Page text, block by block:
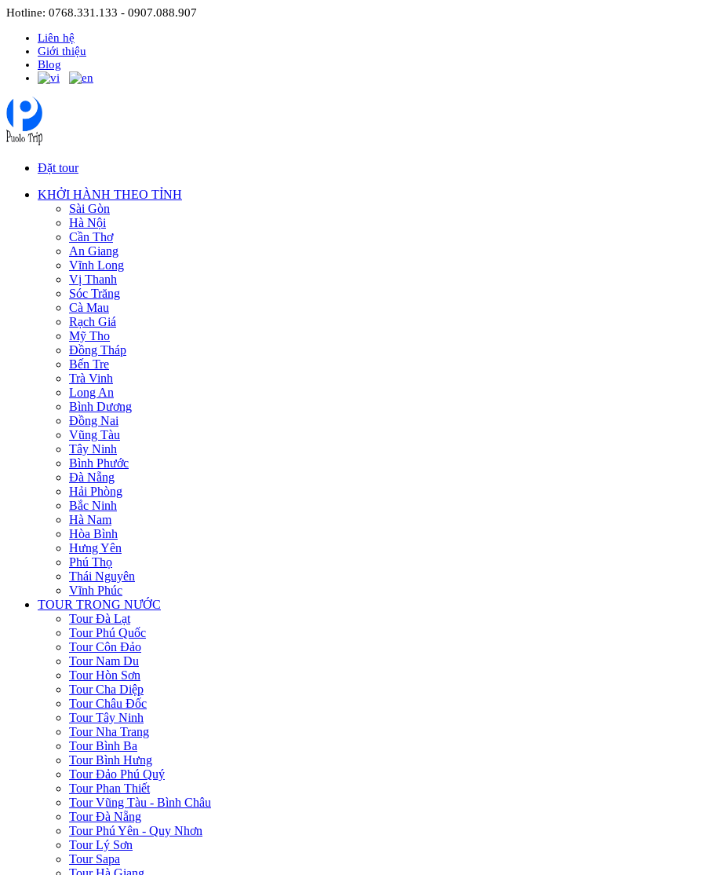
Hotline: 0768.331.133 - 0907.088.907
Liên hệ
Giới thiệu
Blog
Đặt tour
KHỞI HÀNH THEO TỈNH
Sài Gòn
Hà Nội
Cần Thơ
An Giang
Vĩnh Long
Vị Thanh
Sóc Trăng
Cà Mau
Rạch Giá
Mỹ Tho
Đồng Tháp
Bến Tre
Trà Vinh
Long An
Bình Dương
Đồng Nai
Vũng Tàu
Tây Ninh
Bình Phước
Đà Nẵng
Hải Phòng
Bắc Ninh
Hà Nam
Hòa Bình
Hưng Yên
Phú Thọ
Thái Nguyên
Vĩnh Phúc
TOUR TRONG NƯỚC
Tour Đà Lạt
Tour Phú Quốc
Tour Côn Đảo
Tour Nam Du
Tour Hòn Sơn
Tour Cha Diệp
Tour Châu Đốc
Tour Tây Ninh
Tour Nha Trang
Tour Bình Ba
Tour Bình Hưng
Tour Đảo Phú Quý
Tour Phan Thiết
Tour Vũng Tàu - Bình Châu
Tour Đà Nẵng
Tour Phú Yên - Quy Nhơn
Tour Lý Sơn
Tour Sapa